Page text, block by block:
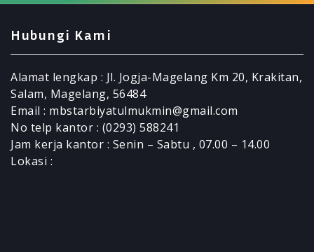
Hubungi Kami
Alamat lengkap : Jl. Jogja-Magelang Km 20, Krakitan,
Salam, Magelang, 56484
Email : mbstarbiyatulmukmin@gmail.com
No telp kantor : (0293) 588241
Jam kerja kantor : Senin – Sabtu , 07.00 – 14.00
Lokasi :